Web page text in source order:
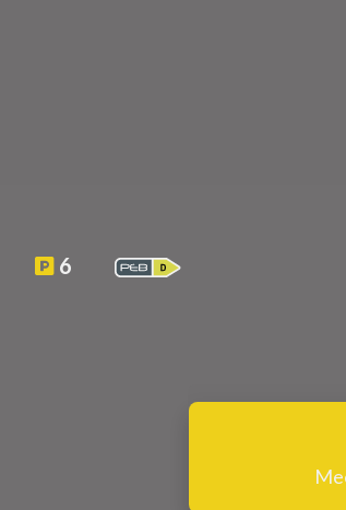
6